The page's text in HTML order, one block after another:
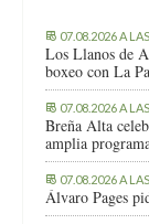
07.08.2026 A
Los Llanos de
boxeo con La
07.08.2026 A
Breña Alta
amplia
07.08.2026 A
Álvaro Pages